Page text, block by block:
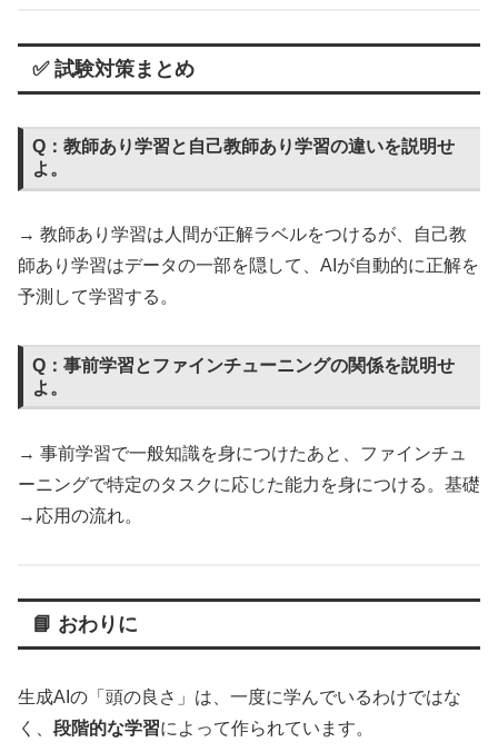
✅ 試験対策まとめ
Q：教師あり学習と自己教師あり学習の違いを説明せ
よ。
→ 教師あり学習は人間が正解ラベルをつけるが、自己教
師あり学習はデータの一部を隠して、AIが自動的に正解を
予測して学習する。
Q：事前学習とファインチューニングの関係を説明せ
よ。
→ 事前学習で一般知識を身につけたあと、ファインチュ
ーニングで特定のタスクに応じた能力を身につける。基礎
→応用の流れ。
📘 おわりに
生成AIの「頭の良さ」は、一度に学んでいるわけではな
く、 段階的な学習によって作られています。